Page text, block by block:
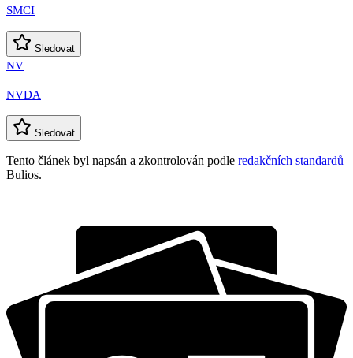
SMCI
Sledovat
NV
NVDA
Sledovat
Tento článek byl napsán a zkontrolován podle redakčních standardů
Bulios.